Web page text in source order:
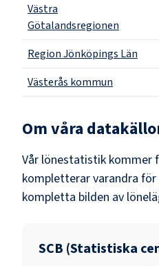
Västra
Götalandsregionen
Region Jönköpings Län
Västerås kommun
Om våra
Vår lönestatistik kommer
kompletterar varandra
kompletta bilden av
SCB (Statistiska